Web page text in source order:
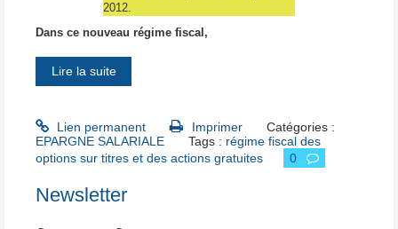
2012.
Dans ce nouveau régime fiscal,
Lire la suite
Lien permanent Imprimer
Catégories :
EPARGNE SALARIALE
Tags : régime fiscal des
options sur titres et des actions gratuites
0
Newsletter